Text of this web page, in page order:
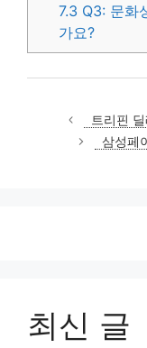
7.3 Q3: 문화
가요?
트리핀
삼성페
최신 글